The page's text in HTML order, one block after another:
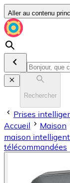
Aller au contenu
Rechercher
Prises
Accueil
Maison
maison
télécommandées